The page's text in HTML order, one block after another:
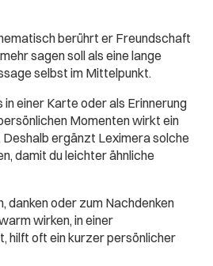
berührt er Freundschaft
sagen soll als eine lange
selbst im Mittelpunkt.
einer Karte oder als Erinnerung
Momenten wirkt ein
ergänzt Leximera solche
damit du leichter ähnliche
danken oder zum Nachdenken
wirken, in einer
hilft oft ein kurzer persönlicher